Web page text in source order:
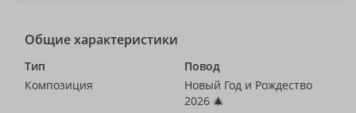
Общие характеристики
Тип
Композиция
Повод
Новый Год и Рождество
2026 🎄